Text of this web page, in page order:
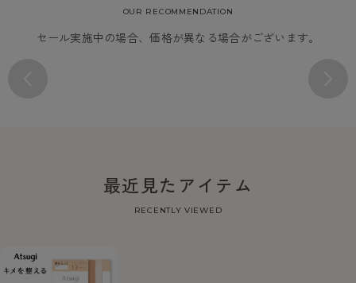
OUR RECOMMENDATION
セール実施中の場合、価格が異なる場合がございます。
最近見たアイテム
RECENTLY VIEWED